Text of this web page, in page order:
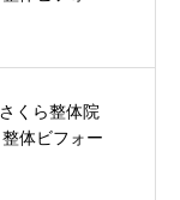
くら整体院
整体ビフォー